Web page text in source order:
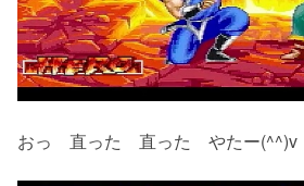
おっ 直った 直った やたー(^^)v